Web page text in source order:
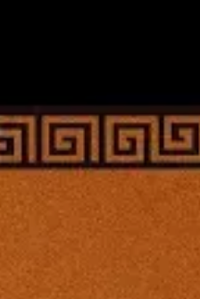
will to die, based on
because the Gods are our